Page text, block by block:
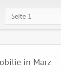
Seite 1
in Marz